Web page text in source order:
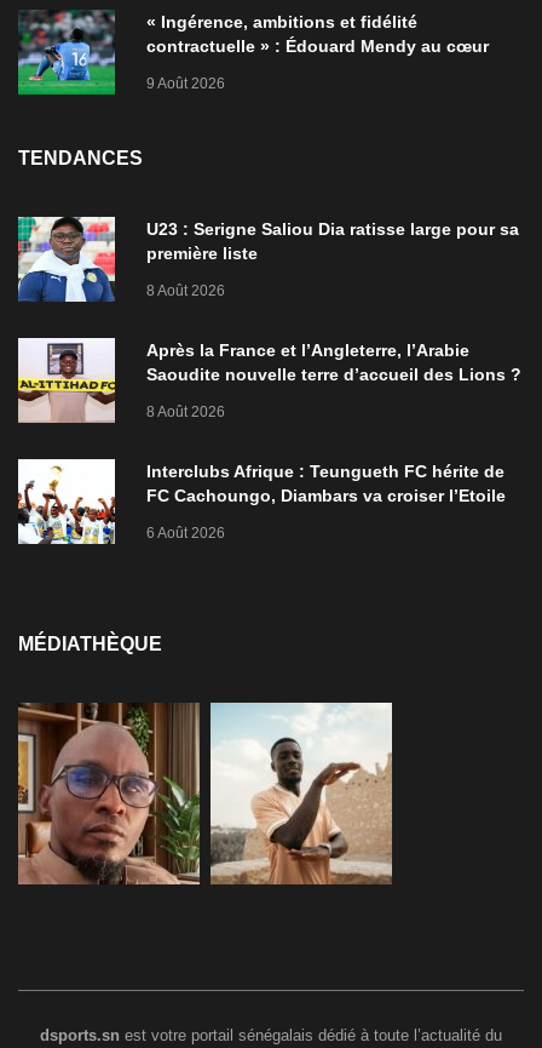
« Ingérence, ambitions et fidélité
contractuelle » : Édouard Mendy au cœur
9 Août 2026
TENDANCES
U23 : Serigne Saliou Dia ratisse large pour sa
première liste
8 Août 2026
Après la France et l’Angleterre, l’Arabie
Saoudite nouvelle terre d’accueil des Lions ?
8 Août 2026
Interclubs Afrique : Teungueth FC hérite de
FC Cachoungo, Diambars va croiser l’Etoile
6 Août 2026
MÉDIATHÈQUE
dsports.sn est votre portail sénégalais dédié à toute l’actualité du